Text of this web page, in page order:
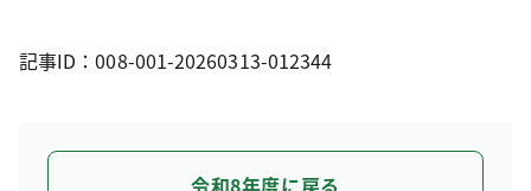
記事ID：008-001-20260313-012344
令和8年度に戻る